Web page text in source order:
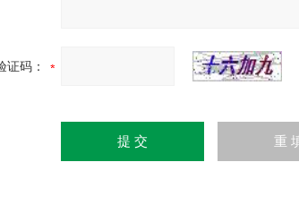
证码：